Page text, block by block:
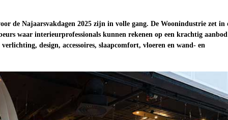
de Najaarsvakdagen 2025 zijn in volle gang. De Woonindustrie zet in
waar interieurprofessionals kunnen rekenen op een krachtig
design, accessoires, slaapcomfort, vloeren en wand- en